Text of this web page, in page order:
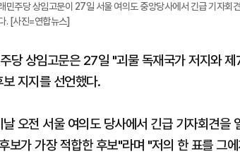
민주당 상임고문이 27일 서울 여의도 중앙당사에서 긴급 기자회
. [사진=연합뉴스]
당 상임고문은 27일 "괴물 독재국가 저지와
지지를 선언했다.
오전 서울 여의도 당사에서 긴급 기자회견을
보가 가장 적합한 후보"라며 "저의 한 표를 그